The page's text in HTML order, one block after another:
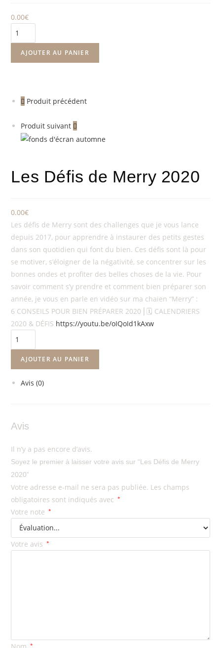
0.00€
AJOUTER AU PANIER
Produit précédent
Produit suivant
Les Défis de Merry 2020
0.00€
Les défis de Merry sont des challenges que je vous lance
depuis 2017, pour apprendre à instaurer des petits gestes
dans son quotidien qui font du bien. Ces défis sont là pour
se motiver, s’éloigner de la négativité, se concentrer sur les
bonnes ondes et profiter des belles choses de la vie. Pour
savoir comment s’y prendre et comment bien préparer son
année, je vous en parle en vidéo sur ma chaien “Merry” :
6 CONSEILS POUR BIEN PRÉPARER 2020 ⎜🗓 CALENDRIERS
2020 & DÉFIS https://youtu.be/oIQoId1kAxw
AJOUTER AU PANIER
Avis (0)
Avis
Il n’y a pas encore d’avis.
Soyez le premier à laisser votre avis sur “Les Défis de Merry
2020”
Votre adresse e-mail ne sera pas publiée. Les champs
obligatoires sont indiqués avec
*
Votre note *
Votre avis *
Nom *